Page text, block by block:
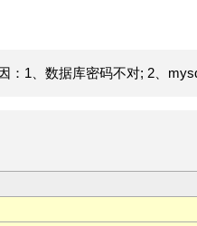
1、数据库密码不对; 2、